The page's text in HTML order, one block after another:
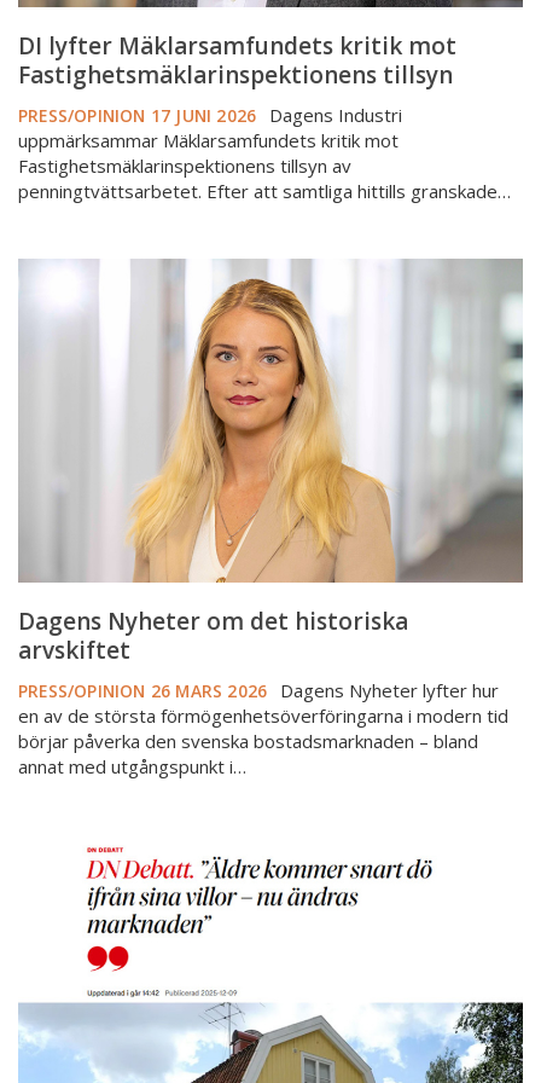
DI lyfter Mäklarsamfundets kritik mot
Fastighetsmäklarinspektionens tillsyn
PRESS/OPINION 17 JUNI 2026
Dagens Industri
uppmärksammar Mäklarsamfundets kritik mot
Fastighetsmäklarinspektionens tillsyn av
penningtvättsarbetet. Efter att samtliga hittills granskade…
Dagens
Dagens Nyheter om det historiska
arvskiftet
PRESS/OPINION 26 MARS 2026
Dagens Nyheter lyfter hur
en av de största förmögenhetsöverföringarna i modern tid
börjar påverka den svenska bostadsmarknaden – bland
annat med utgångspunkt i…
arvsvågen
småhusutbudet